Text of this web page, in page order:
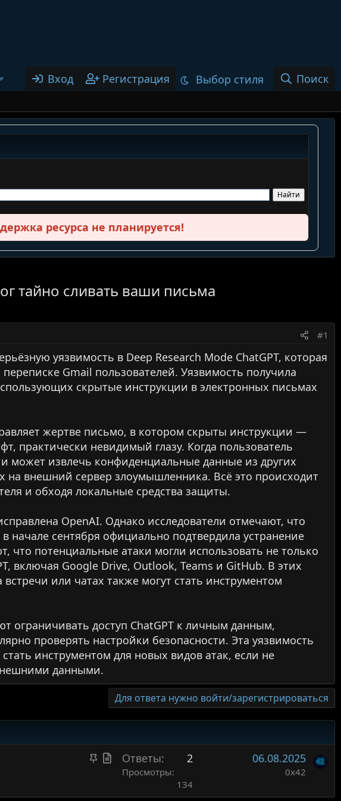
Вход Регистрация Выбор стиля Поиск
ресурса не планируется!
тайно сливать ваши письма
#1
уязвимость в Deep Research Mode ChatGPT, которая
Gmail пользователей. Уязвимость получила
скрытые инструкции в электронных письмах
жертве письмо, в котором скрыты инструкции —
невидимый глазу. Когда пользователь
и может извлечь конфиденциальные данные из других
на внешний сервер злоумышленника. Всё это происходит
и обходя локальные средства защиты.
OpenAI. Однако исследователи отмечают, что
начале сентября официально подтвердила устранение
потенциальные атаки могли использовать не только
включая Google Drive, Outlook, Teams и GitHub. В этих
или чатах также могут стать инструментом
ограничивать доступ ChatGPT к личным данным,
проверять настройки безопасности. Эта уязвимость
инструментом для новых видов атак, если не
данными.
Для ответа нужно войти/зарегистрироваться
З
Ответы 2
Просмотры
134
06.08.2025
0x42